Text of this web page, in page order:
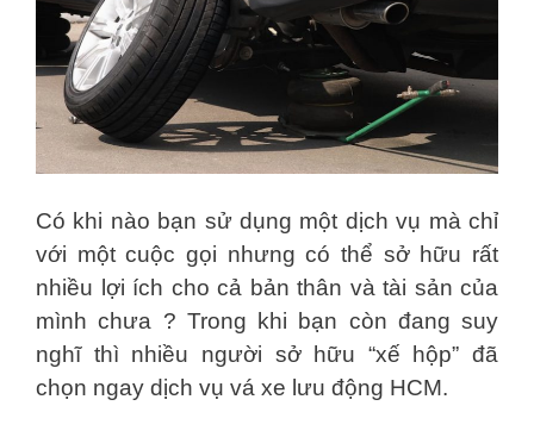
Có khi nào bạn sử dụng một dịch vụ mà chỉ
với một cuộc gọi nhưng có thể sở hữu rất
nhiều lợi ích cho cả bản thân và tài sản của
mình chưa ? Trong khi bạn còn đang suy
nghĩ thì nhiều người sở hữu “xế hộp” đã
chọn ngay dịch vụ vá xe lưu động HCM.